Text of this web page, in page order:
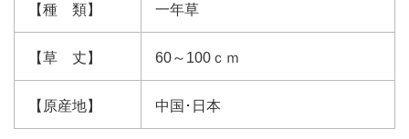
【種 類】 一年草
【草 丈】 60～100ｃｍ
【原産地】 中国･日本